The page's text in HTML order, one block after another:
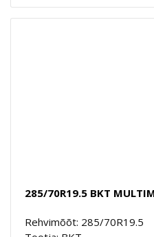
285/70R19.5 BKT
Rehvimõõt: 285/70R19.5